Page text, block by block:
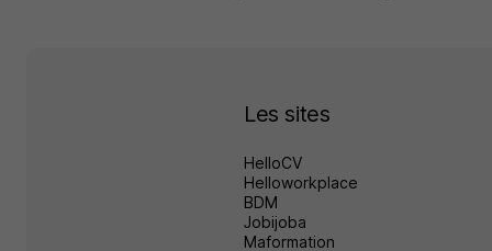
Les sites
HelloCV
Helloworkplace
BDM
Jobijoba
Maformation